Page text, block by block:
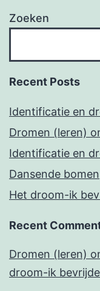
Zoeken
Recent Posts
Identificatie en
Dromen (leren)
Identificatie en
Dansende bomen
Het droom-ik
Recent
Dromen (leren)
droom-ik